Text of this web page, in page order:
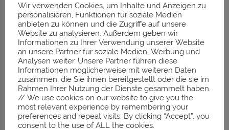
Neueste Kommentare
Archiv
November 2025
März 2025
Januar 2025
Dezember 2024
Februar 2024
Wir verwenden Cookies, um Inhalte und Anzeigen zu
personalisieren, Funktionen für soziale Medien
anbieten zu können und die Zugriffe auf unsere
Website zu analysieren. Außerdem geben wir
Informationen zu Ihrer Verwendung unserer Website
an unsere Partner für soziale Medien, Werbung und
Analysen weiter. Unsere Partner führen diese
Informationen möglicherweise mit weiteren Daten
zusammen, die Sie ihnen bereitgestellt oder die sie im
Rahmen Ihrer Nutzung der Dienste gesammelt haben.
// We use cookies on our website to give you the
most relevant experience by remembering your
preferences and repeat visits. By clicking “Accept”, you
consent to the use of ALL the cookies.